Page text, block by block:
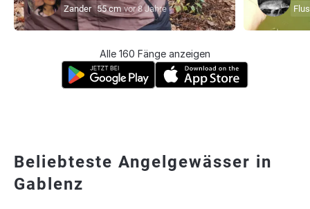
Zander 55 cm vor 8 Jahre
Alle 160 Fänge anzeigen
Beliebteste Angelgewässer in
Gablenz